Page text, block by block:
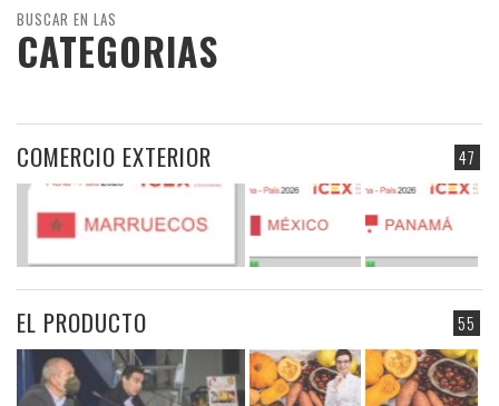
BUSCAR EN LAS
CATEGORIAS
47
COMERCIO EXTERIOR
55
EL PRODUCTO